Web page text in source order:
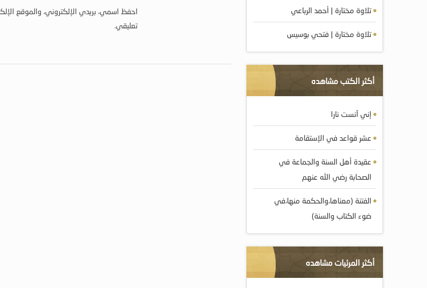
احفظ اسمي، بريدي الإلكتروني، والموقع
تعليقي.
تلاوة مختارة | أحمد الرباعي
تلاوة مختارة | فتحي بوسيس
أكثر الكتب مشاهده
إني آنست نارا
عشر قواعد في الإستقامة
عقيدة أهل السنة والجماعة في
الصحابة رضي الله عنهم
الفتنة (معناها،والحكمة منها،في
ضوء الكتاب والسنة)
أكثر المرئيات مشاهده